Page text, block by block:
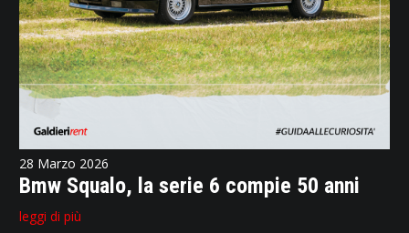
28 Marzo 2026
Bmw Squalo, la serie 6 compie 50 anni
leggi di più